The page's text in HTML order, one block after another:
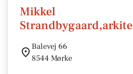
Mikkel
Balevej 66
8544 Mørke